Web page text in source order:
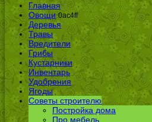
Главная
Овощи 0ac4ff
Деревья
Травы
Вредители
Грибы
Кустарники
Инвентарь
Удобрения
Ягоды
Советы строителю
Постройка дома
Про мебель